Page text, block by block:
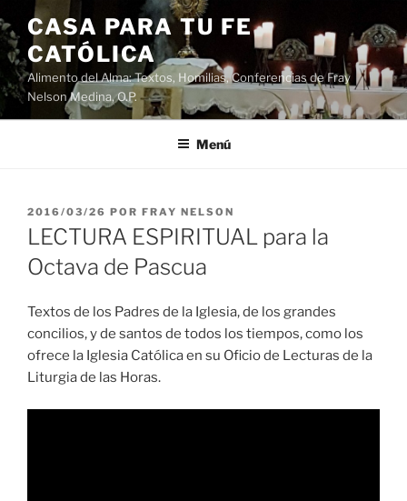
Saltar
al
contenido
CASA PARA TU FE
CATÓLICA
Alimento del Alma: Textos, Homilias, Conferencias de Fray
Nelson Medina, O.P.
Menú
PUBLICADO
EL
2016/03/26 POR FRAY NELSON
LECTURA ESPIRITUAL para la
Octava de Pascua
Textos de los Padres de la Iglesia, de los grandes
concilios, y de santos de todos los tiempos, como los
ofrece la Iglesia Católica en su Oficio de Lecturas de la
Liturgia de las Horas.